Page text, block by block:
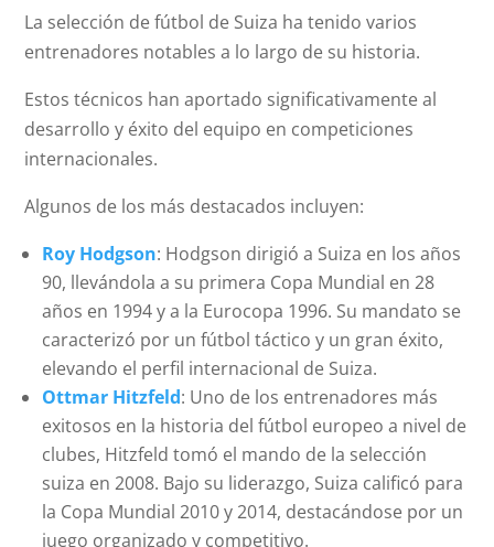
La selección de fútbol de Suiza ha tenido varios
entrenadores notables a lo largo de su historia.
Estos técnicos han aportado significativamente al
desarrollo y éxito del equipo en competiciones
internacionales.
Algunos de los más destacados incluyen:
Roy Hodgson: Hodgson dirigió a Suiza en los años
90, llevándola a su primera Copa Mundial en 28
años en 1994 y a la Eurocopa 1996. Su mandato se
caracterizó por un fútbol táctico y un gran éxito,
elevando el perfil internacional de Suiza.
Ottmar Hitzfeld: Uno de los entrenadores más
exitosos en la historia del fútbol europeo a nivel de
clubes, Hitzfeld tomó el mando de la selección
suiza en 2008. Bajo su liderazgo, Suiza calificó para
la Copa Mundial 2010 y 2014, destacándose por un
juego organizado y competitivo.